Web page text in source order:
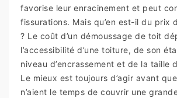
favorise leur enracinement et peut
fissurations. Mais qu’en est-il du prix
? Le coût d’un démoussage de toit
l’accessibilité d’une toiture, de son
niveau d’encrassement et de la taille
Le mieux est toujours d’agir avant
n’aient le temps de couvrir une